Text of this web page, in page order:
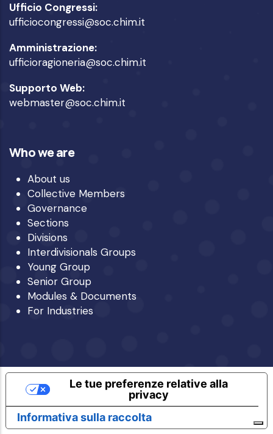
Ufficio Congressi:
ufficiocongressi@soc.chim.it
Amministrazione:
ufficioragioneria@soc.chim.it
Supporto Web:
webmaster@soc.chim.it
Who we are
About us
Collective Members
Governance
Sections
Divisions
Interdivisionals Groups
Young Group
Senior Group
Modules & Documents
For Industries
Informativa sulla raccolta
Le tue preferenze relative alla
privacy